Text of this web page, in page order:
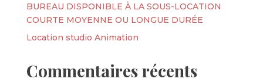
BUREAU DISPONIBLE À LA SOUS-LOCATION
COURTE MOYENNE OU LONGUE DURÉE
Location studio Animation
Commentaires récents